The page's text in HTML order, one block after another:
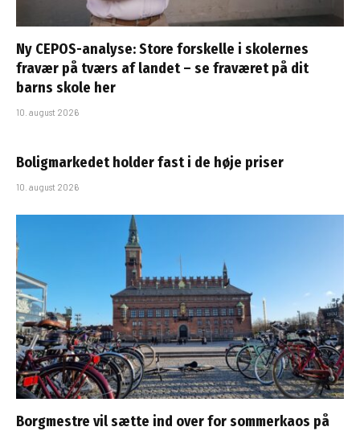
Ny CEPOS-analyse: Store forskelle i skolernes
fravær på tværs af landet – se fraværet på dit
barns skole her
10. august 2026
Boligmarkedet holder fast i de høje priser
10. august 2026
Borgmestre vil sætte ind over for sommerkaos på